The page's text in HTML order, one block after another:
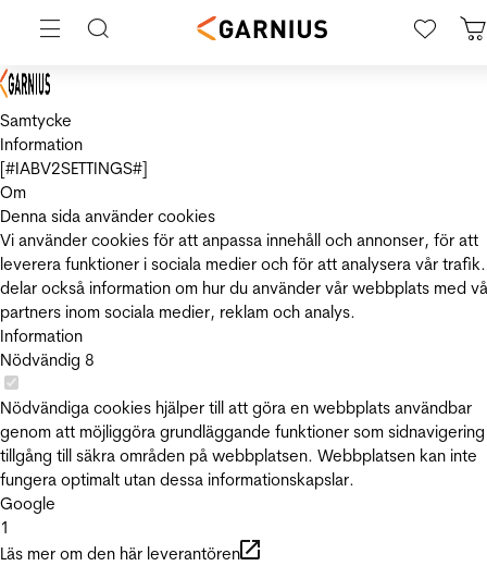
Samtycke
Information
[#IABV2SETTINGS#]
Om
Denna sida använder cookies
Vi använder cookies för att anpassa innehåll och annonser, för att
leverera funktioner i sociala medier och för att analysera vår
delar också information om hur du använder vår webbplats med
partners inom sociala medier, reklam och analys.
Information
Nödvändig 8
Nödvändiga cookies hjälper till att göra en webbplats användbar
genom att möjliggöra grundläggande funktioner som
tillgång till säkra områden på webbplatsen. Webbplatsen kan inte
fungera optimalt utan dessa informationskapslar.
Google
1
Läs mer om den här leverantören